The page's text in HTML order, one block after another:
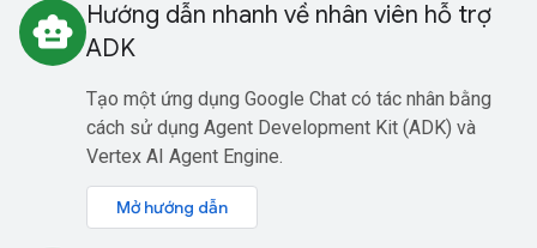
smart_toy Hướng dẫn nhanh về nhân viên hỗ trợ
ADK
Tạo một ứng dụng Google Chat có tác nhân bằng
cách sử dụng Agent Development Kit (ADK) và
Vertex AI Agent Engine.
Mở hướng dẫn